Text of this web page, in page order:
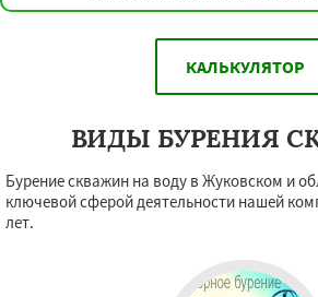
КАЛЬКУЛЯТОР
ВИДЫ БУРЕНИЯ
Бурение скважин на воду в Жуковском и
ключевой сферой деятельности нашей
лет.